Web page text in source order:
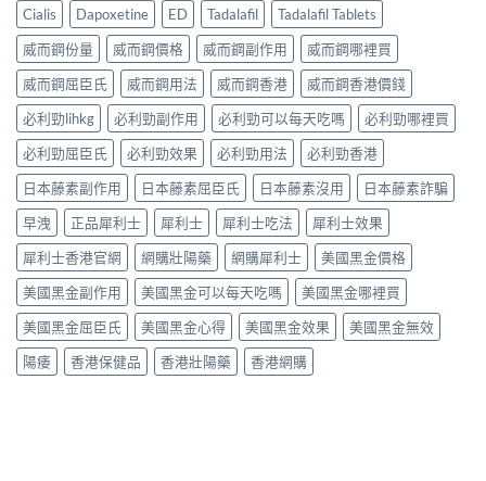
Cialis Dapoxetine ED Tadalafil
Tadalafil Tablets
威而鋼份量
威而鋼價格 威而鋼副作用
威而鋼哪裡買
威而鋼屈臣氏
威而鋼用法 威而鋼香港
威而鋼香港價錢
必利勁lihkg
必利勁副作用 必利勁可以每天吃嗎
必利勁哪裡買
必利勁屈臣氏
必利勁效果 必利勁用法
必利勁香港
日本藤素副作用
日本藤素屈臣氏 日本藤素沒用
日本藤素詐騙
早洩
正品犀利士 犀利士 犀利士吃法
犀利士效果
犀利士香港官網
網購壯陽藥 網購犀利士
美國黑金價格
美國黑金副作用
美國黑金可以每天吃嗎
美國黑金哪裡買
美國黑金屈臣氏
美國黑金心得 美國黑金效果
美國黑金無效
陽痿
香港保健品 香港壯陽藥 香港網購